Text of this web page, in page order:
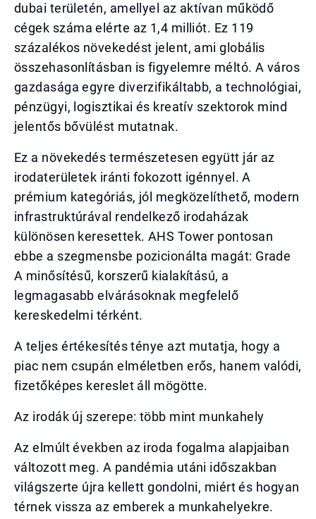
dubai területén, amellyel az aktívan működő
cégek száma elérte az 1,4 milliót. Ez 119
százalékos növekedést jelent, ami globális
összehasonlításban is figyelemre méltó. A város
gazdasága egyre diverzifikáltabb, a technológiai,
pénzügyi, logisztikai és kreatív szektorok mind
jelentős bővülést mutatnak.
Ez a növekedés természetesen együtt jár az
irodaterületek iránti fokozott igénnyel. A
prémium kategóriás, jól megközelíthető, modern
infrastruktúrával rendelkező irodaházak
különösen keresettek. AHS Tower pontosan
ebbe a szegmensbe pozicionálta magát: Grade
A minősítésű, korszerű kialakítású, a
legmagasabb elvárásoknak megfelelő
kereskedelmi térként.
A teljes értékesítés ténye azt mutatja, hogy a
piac nem csupán elméletben erős, hanem valódi,
fizetőképes kereslet áll mögötte.
Az irodák új szerepe: több mint munkahely
Az elmúlt években az iroda fogalma alapjaiban
változott meg. A pandémia utáni időszakban
világszerte újra kellett gondolni, miért és hogyan
térnek vissza az emberek a munkahelyekre.